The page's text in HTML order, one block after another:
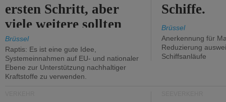
ersten Schritt, aber
viele weitere sollten
folgen.
Brüssel
Raptis: Es ist eine gute Idee,
Systemeinnahmen auf EU- und nationaler
Ebene zur Unterstützung nachhaltiger
Kraftstoffe zu verwenden.
Schiffe.
Brüssel
Anerkennung für
Reduzierung
Schiffsanläufe